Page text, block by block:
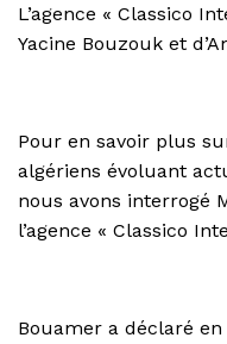
L’agence « Classico
Yacine Bouzouk et
Pour en savoir plus
algériens évoluant
nous avons interrogé
l’agence « Classico
Bouamer a déclaré